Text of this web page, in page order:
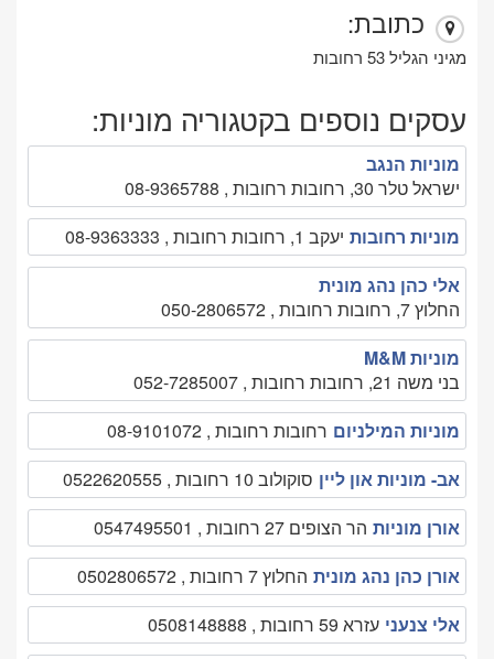
כתובת:
מגיני הגליל 53 רחובות
עסקים נוספים בקטגוריה מוניות:
מוניות הנגב
ישראל טלר 30, רחובות רחובות , 08-9365788
מוניות רחובות יעקב 1, רחובות רחובות , 08-9363333
אלי כהן נהג מונית
החלוץ 7, רחובות רחובות , 050-2806572
מוניות M&M
בני משה 21, רחובות רחובות , 052-7285007
מוניות המילניום רחובות רחובות , 08-9101072
אב- מוניות און ליין סוקולוב 10 רחובות , 0522620555
אורן מוניות הר הצופים 27 רחובות , 0547495501
אורן כהן נהג מונית החלוץ 7 רחובות , 0502806572
אלי צנעני עזרא 59 רחובות , 0508148888